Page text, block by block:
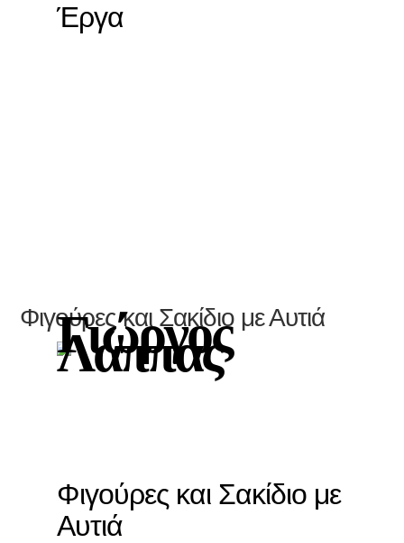
Έργα
Φιγούρες και Σακίδιο με Αυτιά
Γιώργος
Λάππας
Φιγούρες και Σακίδιο με
Αυτιά